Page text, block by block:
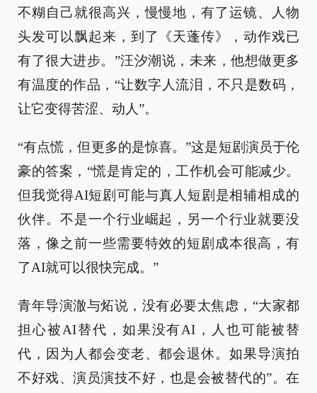
不糊自己就很高兴，慢慢地，有了运镜、人物
头发可以飘起来，到了《天蓬传》，动作戏已
有了很大进步。”汪汐潮说，未来，他想做更多
有温度的作品，“让数字人流泪，不只是数码，
让它变得苦涩、动人”。
“有点慌，但更多的是惊喜。”这是短剧演员于伦
豪的答案，“慌是肯定的，工作机会可能减少。
但我觉得AI短剧可能与真人短剧是相辅相成的
伙伴。不是一个行业崛起，另一个行业就要没
落，像之前一些需要特效的短剧成本很高，有
了AI就可以很快完成。”
青年导演澈与炻说，没有必要太焦虑，“大家都
担心被AI替代，如果没有AI，人也可能被替
代，因为人都会变老、都会退休。如果导演拍
不好戏、演员演技不好，也是会被替代的”。在